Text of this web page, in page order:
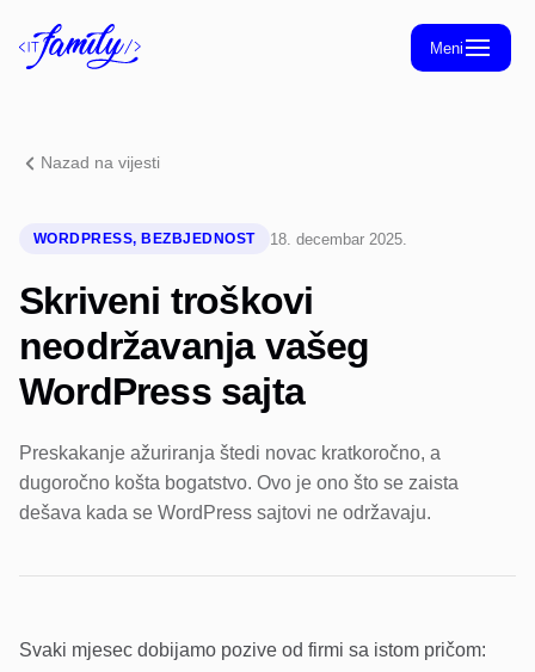
Meni
Nazad na vijesti
WORDPRESS, BEZBJEDNOST 18. decembar 2025.
Skriveni troškovi
neodržavanja vašeg
WordPress sajta
Preskakanje ažuriranja štedi novac kratkoročno, a
dugoročno košta bogatstvo. Ovo je ono što se zaista
dešava kada se WordPress sajtovi ne održavaju.
Svaki mjesec dobijamo pozive od firmi sa istom pričom: